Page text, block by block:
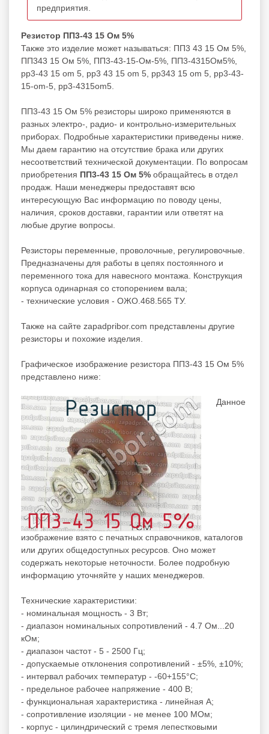
предприятия.
Резистор ПП3-43 15 Ом 5%
Также это изделие может называться: ПП3 43 15 Ом 5%,
ПП343 15 Ом 5%, ПП3-43-15-Ом-5%, ПП3-4315Ом5%,
pp3-43 15 om 5, pp3 43 15 om 5, pp343 15 om 5, pp3-43-
15-om-5, pp3-4315om5.
ПП3-43 15 Ом 5% резисторы широко применяются в
разных электро-, радио- и контрольно-измерительных
приборах. Подробные характеристики приведены ниже.
Мы даем гарантию на отсутствие брака или других
несоответствий технической документации. По вопросам
приобретения ПП3-43 15 Ом 5% обращайтесь в отдел
продаж. Наши менеджеры предоставят всю
интересующую Вас информацию по поводу цены,
наличия, сроков доставки, гарантии или ответят на
любые другие вопросы.
Резисторы переменные, проволочные, регулировочные.
Предназначены для работы в цепях постоянного и
переменного тока для навесного монтажа. Конструкция
корпуса одинарная со стопорением вала;
- технические условия - ОЖО.468.565 ТУ.
Также на сайте zapadpribor.com представлены другие
резисторы и похожие изделия.
Графическое изображение резистора ПП3-43 15 Ом 5%
представлено ниже:
Данное
изображение взято с печатных справочников, каталогов
или других общедоступных ресурсов. Оно может
содержать некоторые неточности. Более подробную
информацию уточняйте у наших менеджеров.
Технические характеристики:
- номинальная мощность - 3 Вт;
- диапазон номинальных сопротивлений - 4.7 Ом...20
кОм;
- диапазон частот - 5 - 2500 Гц;
- допускаемые отклонения сопротивлений - ±5%, ±10%;
- интервал рабочих температур - -60+155°C;
- предельное рабочее напряжение - 400 В;
- функциональная характеристика - линейная А;
- сопротивление изоляции - не менее 100 МОм;
- корпус - цилиндрический с тремя лепестковыми